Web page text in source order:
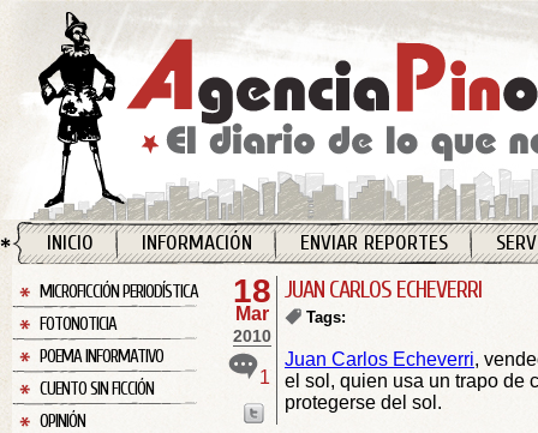
INICIO INFORMACIÓN ENVIAR REPORTES
MICROFICCIÓN PERIODÍSTICA
FOTONOTICIA
POEMA INFORMATIVO
CUENTO SIN FICCIÓN
OPINIÓN
18
Mar
2010
1
JUAN CARLOS ECHEVERRI
Tags:
Juan Carlos Echeverri,
el sol, quien usa un trapo de
protegerse del sol.